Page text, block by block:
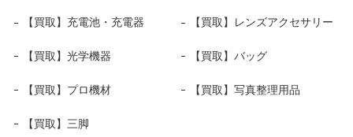
【買取】充電池・充電器 【買取】レンズアクセサリー
【買取】光学機器 【買取】バッグ
【買取】プロ機材 【買取】写真整理用品
【買取】三脚